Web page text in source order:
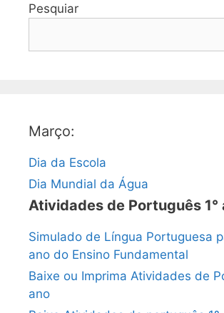
Pesquiar
Março:
Dia da Escola
Dia Mundial da Água
Atividades de Português 1°
Simulado de Língua Portuguesa
ano do Ensino Fundamental
Baixe ou Imprima Atividades de
ano